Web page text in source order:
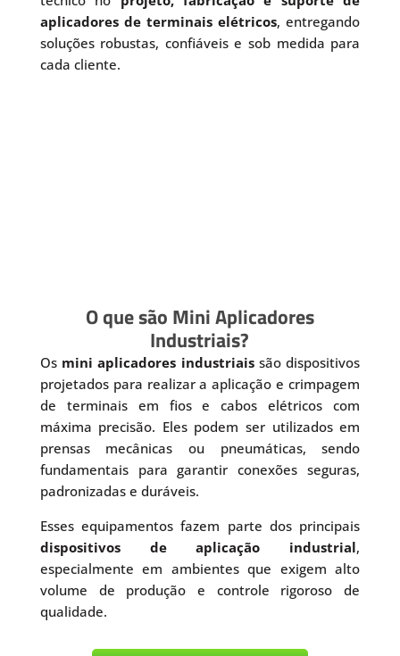
aplicadores de terminais elétricos, entregando
soluções robustas, confiáveis e sob medida para
cada cliente.
O que são Mini Aplicadores
Industriais?
Os mini aplicadores industriaissão dispositivos
projetados para realizar a aplicação e crimpagem
de terminais em fios e cabos elétricos com
máxima precisão. Eles podem ser utilizados em
prensas mecânicas ou pneumáticas, sendo
fundamentais para garantir conexões seguras,
padronizadas e duráveis.
Esses equipamentos fazem parte dos principais
dispositivos de aplicação industrial,
especialmente em ambientes que exigem alto
volume de produção e controle rigoroso de
qualidade.